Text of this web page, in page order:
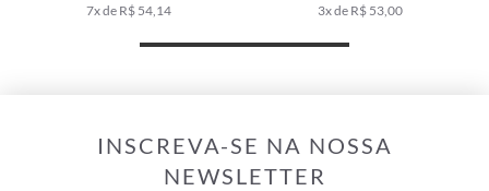
7x de R$ 54,14
3x de R$ 53,00
INSCREVA-SE NA NOSSA
NEWSLETTER